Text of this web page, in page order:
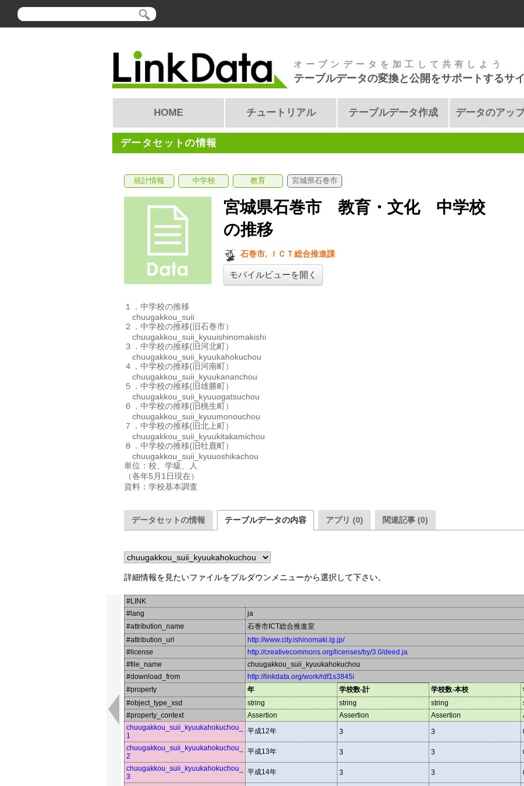
オープンデータを加工して共有しよう
テーブルデータの変換と公開をサポートするサ
HOME チュートリアル テーブルデータ作成 データのアッ
データセットの情報
統計情報 中学校 教育 宮城県石巻市
宮城県石巻市 教育・文化 中学校
の推移
石巻市, ＩＣＴ総合推進課
モバイルビューを開く
１．中学校の推移
chuugakkou_suii
２．中学校の推移(旧石巻市）
chuugakkou_suii_kyuuishinomakishi
３．中学校の推移(旧河北町）
chuugakkou_suii_kyuukahokuchou
４．中学校の推移(旧河南町）
chuugakkou_suii_kyuukananchou
５．中学校の推移(旧雄勝町）
chuugakkou_suii_kyuuogatsuchou
６．中学校の推移(旧桃生町）
chuugakkou_suii_kyuumonouchou
７．中学校の推移(旧北上町）
chuugakkou_suii_kyuukitakamichou
８．中学校の推移(旧牡鹿町）
chuugakkou_suii_kyuuoshikachou
単位：校、学級、人
（各年5月1日現在）
データセットの情報 テーブルデータの内容 アプリ (0) 関連記事 (0)
詳細情報を見たいファイルをプルダウンメニューから選択して下さい。
#LINK
#lang
ja
#attribution_name
石巻市ICT総合推進室
#attribution_url
http://www.city.ishinomaki.lg.jp/
#license
http://creativecommons.org/licenses/by/3.0/deed.ja
#file_name
chuugakkou_suii_kyuukahokuchou
#download_from
http://linkdata.org/work/rdf1s3845i
#property
年 学校数-計 学校数-本校
#object_type_xsd
string string string
#property_context
Assertion Assertion Assertion
chuugakkou_suii_kyuukahokuchou_
1
平成12年 3 3
chuugakkou_suii_kyuukahokuchou_
2
平成13年 3 3
chuugakkou_suii_kyuukahokuchou_
3
平成14年 3 3